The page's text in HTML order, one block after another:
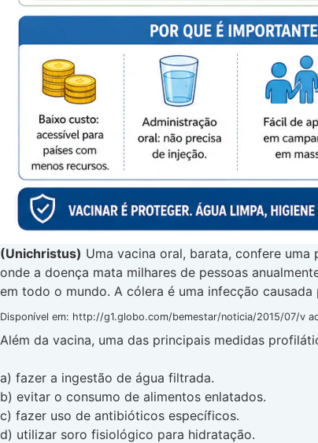
(Unichristus) Uma vacina oral, barata, confere
onde a doença mata milhares de pessoas
em todo o mundo. A cólera é uma infecção causada
Disponível em: http://g1.globo.com/bemestar/noticia/2015/07/v
Além da vacina, uma das principais medidas
a) fazer a ingestão de água filtrada.
b) evitar o consumo de alimentos enlatados.
c) fazer uso de antibióticos específicos.
d) utilizar soro fisiológico para hidratação.